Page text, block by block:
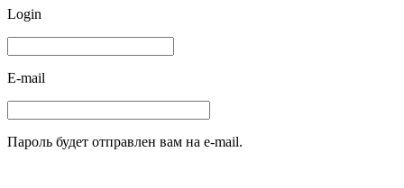
Login
E-mail
Пароль будет отправлен вам на e-mail.